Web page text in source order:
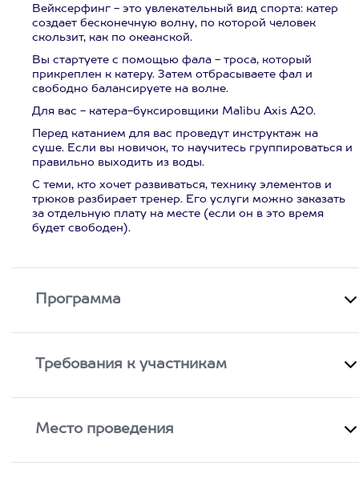
Вейксерфинг - это увлекательный вид спорта: катер
создает бесконечную волну, по которой человек
скользит, как по океанской.
Вы стартуете с помощью фала - троса, который
прикреплен к катеру. Затем отбрасываете фал и
свободно балансируете на волне.
Для вас - катера-буксировщики Malibu Axis A20.
Перед катанием для вас проведут инструктаж на
суше. Если вы новичок, то научитесь группироваться и
правильно выходить из воды.
С теми, кто хочет развиваться, технику элементов и
трюков разбирает тренер. Его услуги можно заказать
за отдельную плату на месте (если он в это время
будет свободен).
Программа
Требования к участникам
Место проведения